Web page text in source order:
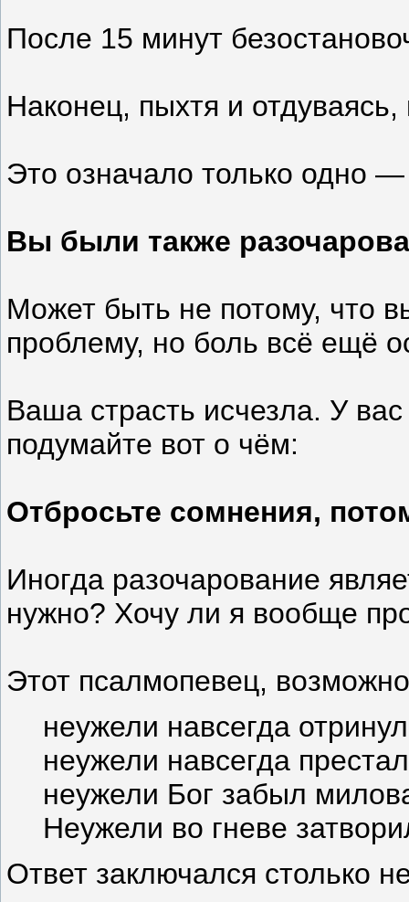
После 15 минут
Наконец, пыхтя и
Это означало только одно
Вы были также
Может быть не потому, что
проблему, но боль всё ещё
Ваша страсть исчезла. У
подумайте вот о чём:
Отбросьте сомнения,
Иногда разочарование
нужно? Хочу ли я вообще
Этот псалмопевец,
неужели навсегда
неужели навсегда
неужели Бог забыл
Неужели во гневе
Ответ заключался столько